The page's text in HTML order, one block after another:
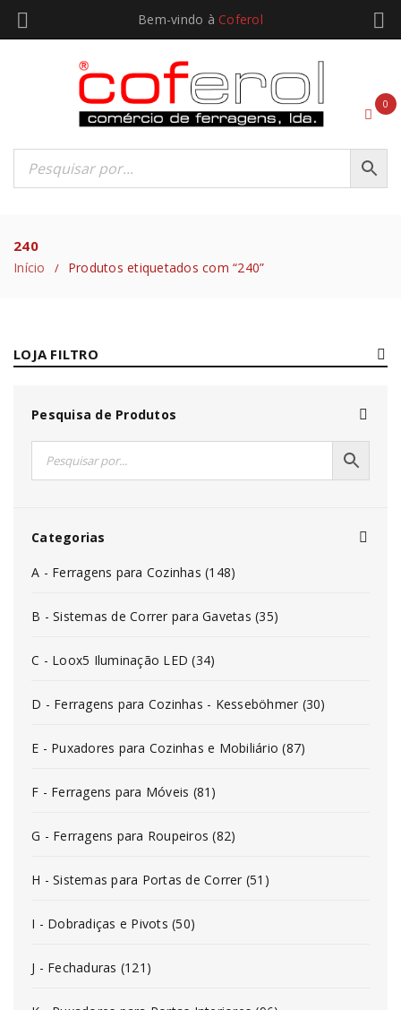
Bem-vindo à Coferol
0
240
Início / Produtos etiquetados com “240”
LOJA FILTRO
Pesquisa de Produtos
Categorias
A - Ferragens para Cozinhas (148)
B - Sistemas de Correr para Gavetas (35)
C - Loox5 Iluminação LED (34)
D - Ferragens para Cozinhas - Kesseböhmer (30)
E - Puxadores para Cozinhas e Mobiliário (87)
F - Ferragens para Móveis (81)
G - Ferragens para Roupeiros (82)
H - Sistemas para Portas de Correr (51)
I - Dobradiças e Pivots (50)
J - Fechaduras (121)